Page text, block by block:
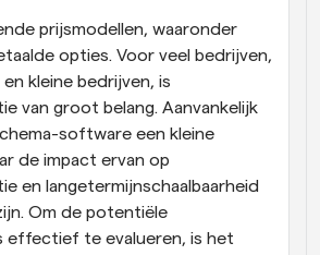
prijsmodellen, waaronder
opties. Voor veel bedrijven,
kleine bedrijven, is
van groot belang. Aanvankelijk
software een kleine
de impact ervan op
en langetermijnschaalbaarheid
Om de potentiële
te evalueren, is het